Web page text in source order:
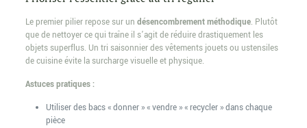
Le premier pilier repose sur un désencombrement méthodique. Plutôt
que de nettoyer ce qui traîne il s’agit de réduire drastiquement les
objets superflus. Un tri saisonnier des vêtements jouets ou ustensiles
de cuisine évite la surcharge visuelle et physique.
Astuces pratiques :
Utiliser des bacs « donner » « vendre » « recycler » dans chaque
pièce